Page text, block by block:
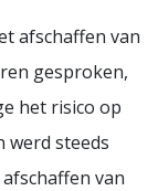
afschaffen van
gesproken,
het risico op
werd steeds
van